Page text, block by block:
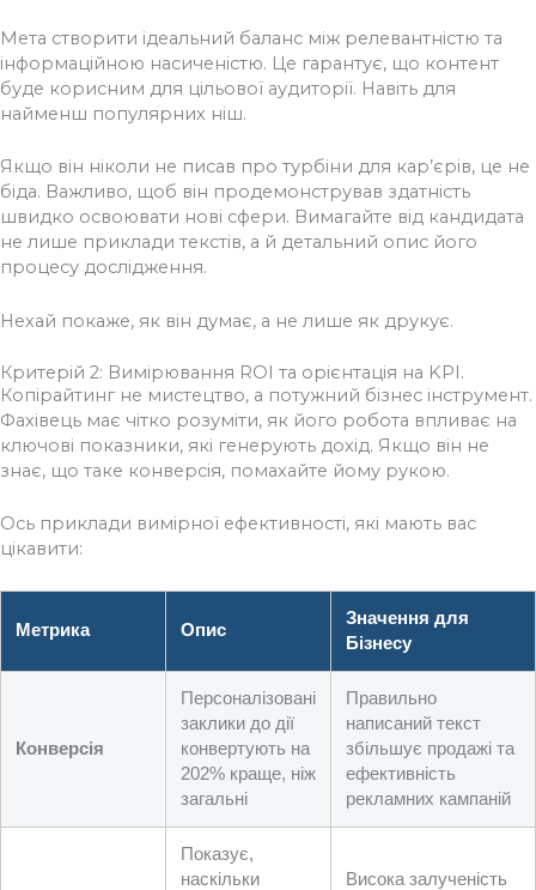
Мета створити ідеальний баланс між релевантністю та
інформаційною насиченістю. Це гарантує, що контент
буде корисним для цільової аудиторії. Навіть для
найменш популярних ніш.
Якщо він ніколи не писав про турбіни для кар’єрів, це не
біда. Важливо, щоб він продемонстрував здатність
швидко освоювати нові сфери. Вимагайте від кандидата
не лише приклади текстів, а й детальний опис його
процесу дослідження.
Нехай покаже, як він думає, а не лише як друкує.
Критерій 2: Вимірювання ROI та орієнтація на KPI.
Копірайтинг не мистецтво, а потужний бізнес інструмент.
Фахівець має чітко розуміти, як його робота впливає на
ключові показники, які генерують дохід. Якщо він не
знає, що таке конверсія, помахайте йому рукою.
Ось приклади вимірної ефективності, які мають вас
цікавити:
Метрика Опис
Значення для
Бізнесу
Конверсія
Персоналізовані
заклики до дії
конвертують на
202% краще, ніж
загальні
Правильно
написаний текст
збільшує продажі та
ефективність
рекламних кампаній
Показує,
наскільки
Висока залученість